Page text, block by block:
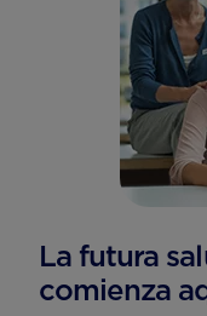
La futura
comienza